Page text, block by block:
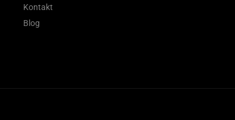
Kontakt
Blog